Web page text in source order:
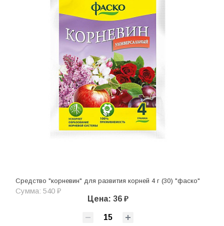
Средство "корневин" для развития корней 4 г (30) "фаско"
Сумма: 540 ₽
Цена: 36 ₽